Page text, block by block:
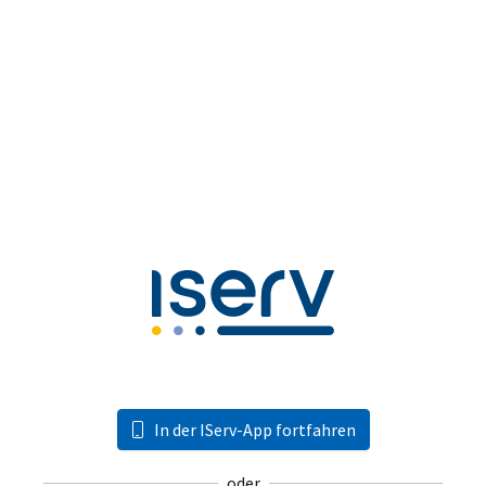
In der IServ-App fortfahren